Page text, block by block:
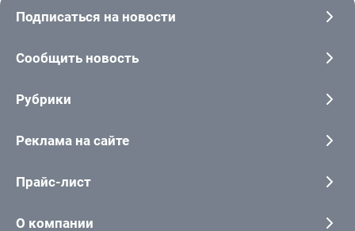
Подписаться на новости
Сообщить новость
Рубрики
Реклама на сайте
Прайс-лист
О компании